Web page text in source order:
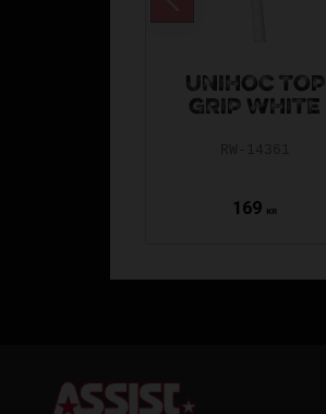
UNIHOC TOP
GRIP WHITE
169 KR